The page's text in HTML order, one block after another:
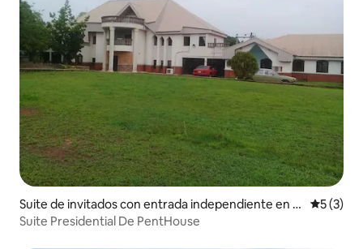
Suite de invitados con entrada independiente en E
nugu
5 (3)
Suite Presidential De PentHouse